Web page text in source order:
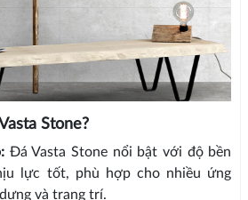
Stone?
Đá Vasta Stone nổi bật với độ bền
lực tốt, phù hợp cho nhiều ứng
và trang trí.